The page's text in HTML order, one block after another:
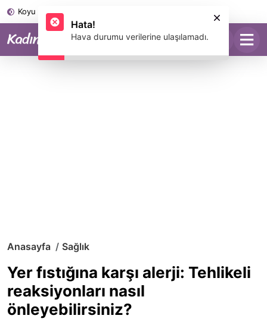
Koyu Mod
Anasayfa Sağlık
Yer fıstığına karşı alerji: Tehlikeli
reaksiyonları nasıl
önleyebilirsiniz?